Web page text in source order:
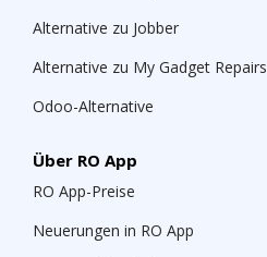
Alternative zu Jobber
Alternative zu My Gadget Repairs
Odoo-Alternative
Über RO App
RO App-Preise
Neuerungen in RO App